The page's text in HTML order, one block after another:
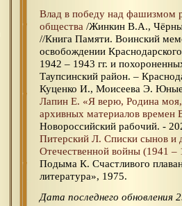
Влад в победу над фашизмом
общества /Жинкин В.А.,
//Книга Памяти. Воинский
освобождении
1942 – 1943 гг. и
Таупсинский район. –
Куценко И., Моисеева Э.
Лапин Е. «Я верю, Родина
архивных материалов времен
Новороссийский рабочий. -
Питерский Л. Списки сынов и
Отечественной войны (1941 –
Подыма К. Счастливого
литература», 1975.
Дата последнего обновления